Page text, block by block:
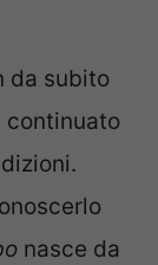
da subito
continuato
nasce da